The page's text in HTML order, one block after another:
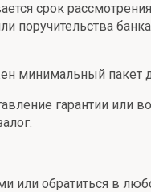
срок
поручительства
минимальный пакет
гарантии или
обратиться в